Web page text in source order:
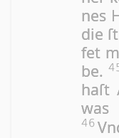
nes
die
fet
be.
was
46